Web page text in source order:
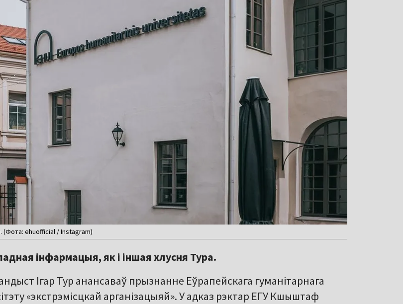
(Фота: ehuofficial / Instagram)
інфармацыя, як і іншая хлусня Тура.
Ігар Тур анансаваў прызнанне Еўрапейскага гуманітарнага
«экстрэмісцкай арганізацыяй». У адказ рэктар ЕГУ Кшыштаф